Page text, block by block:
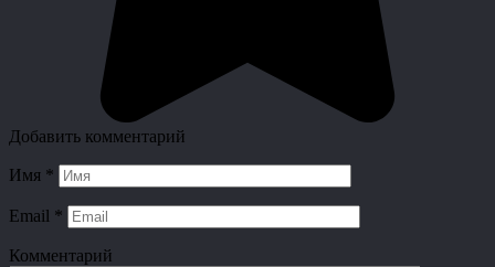
Добавить комментарий
Имя *
Email *
Комментарий